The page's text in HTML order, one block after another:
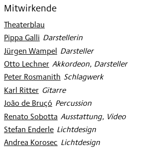
Mitwirkende
Theaterblau
Pippa Galli: Darstellerin
Jürgen Wampel: Darsteller
Otto Lechner
: Akkordeon, Darsteller
Peter Rosmanith: Schlagwerk
Karl Ritter
: Gitarre
João de Bruçó: Percussion
Renato Sobotta: Ausstattung, Video
Stefan Enderle
: Lichtdesign
Andrea Korosec: Lichtdesign